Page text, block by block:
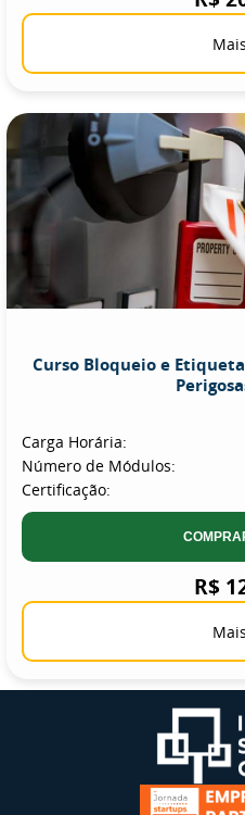
Curso Bloqueio e
Carga Horária:
Número de Módulos:
Certificação:
R$